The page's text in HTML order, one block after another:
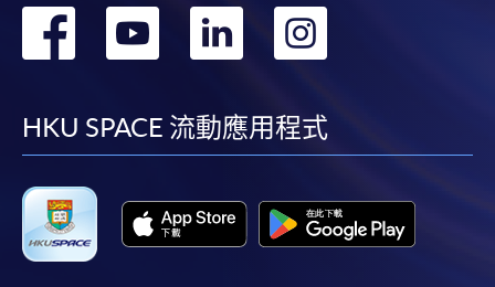
親身報名/郵遞
報讀新課程
凡以「先到先得」為取錄方式的課程，請填妥
SF26報名表，親往報名中心或以郵遞方式連同學
費以及所需證明文件呈交。
轉
facebook
轉
youtube
轉
linkedin
HKU SPACE 流動應用程式